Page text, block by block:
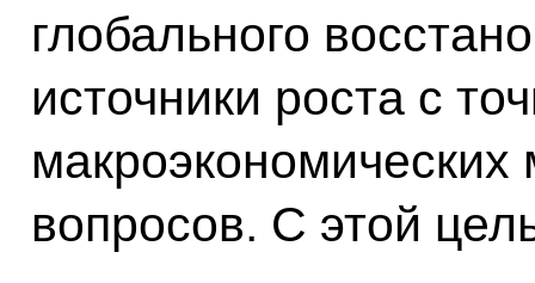
глобального
источники роста с
макроэкономических
вопросов. С этой